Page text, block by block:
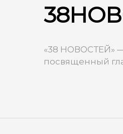
«38 НОВОСТЕЙ»
посвященный